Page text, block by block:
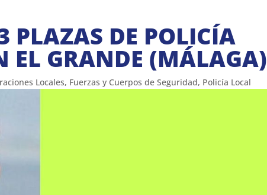
PLAZAS DE POLICÍA
EL GRANDE (MÁLAGA)
Locales, Fuerzas y Cuerpos de Seguridad, Policía Local